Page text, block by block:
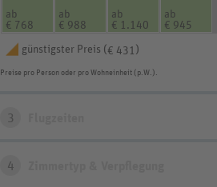
ab
€ 768
ab
€ 988
ab
€ 1.140
ab
€ 945
günstigster Preis ( € 431 )
Preise pro Person oder pro Wohneinheit (p.W.).
3
4